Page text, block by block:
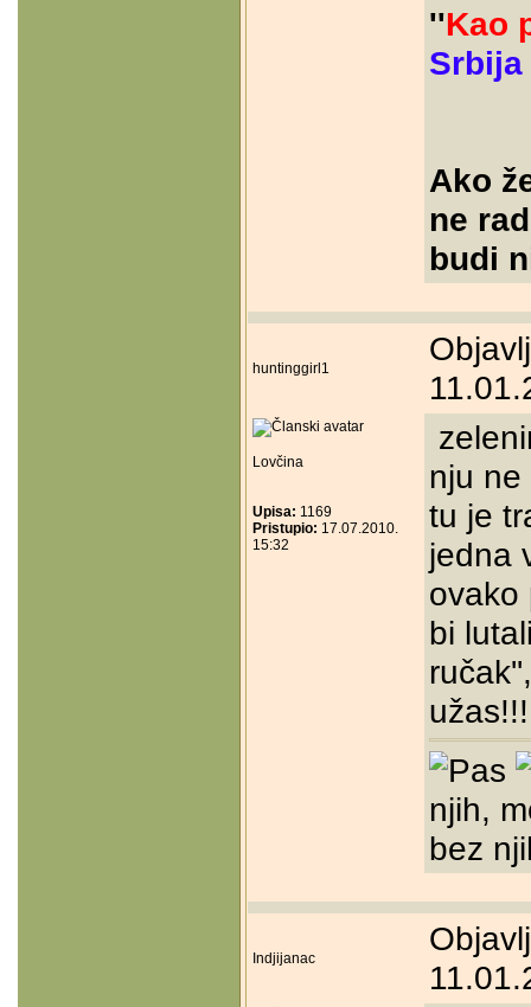
''Kao
Srbija
Ako
ne
budi
huntinggirl1
Lovčina
Upisa: 1169
Pristupio: 17.07.2010.
15:32
nju ne
tu je
jedna
ovako
bi
njih,
bez
Indjijanac